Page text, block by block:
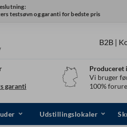
testsøvn og garanti for bedste pris
B2B |
Produceret
Vi bruger
100%
garanti
Udstillingslokaler